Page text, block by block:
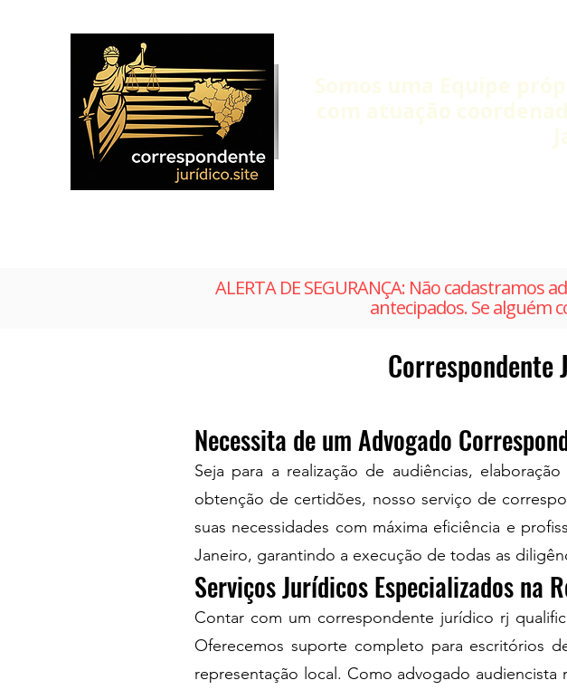
ALERTA DE SEGURANÇA: Não
antecipados. Se alguém
Correspondente
Necessita de um Advogado
Seja para a realização de audiências,
obtenção de certidões, nosso serviço de
suas necessidades com máxima eficiência e
Janeiro, garantindo a execução de todas as
Serviços Jurídicos Especializados na
Contar com um correspondente jurídico rj
Oferecemos suporte completo para escritórios
representação local. Como advogado